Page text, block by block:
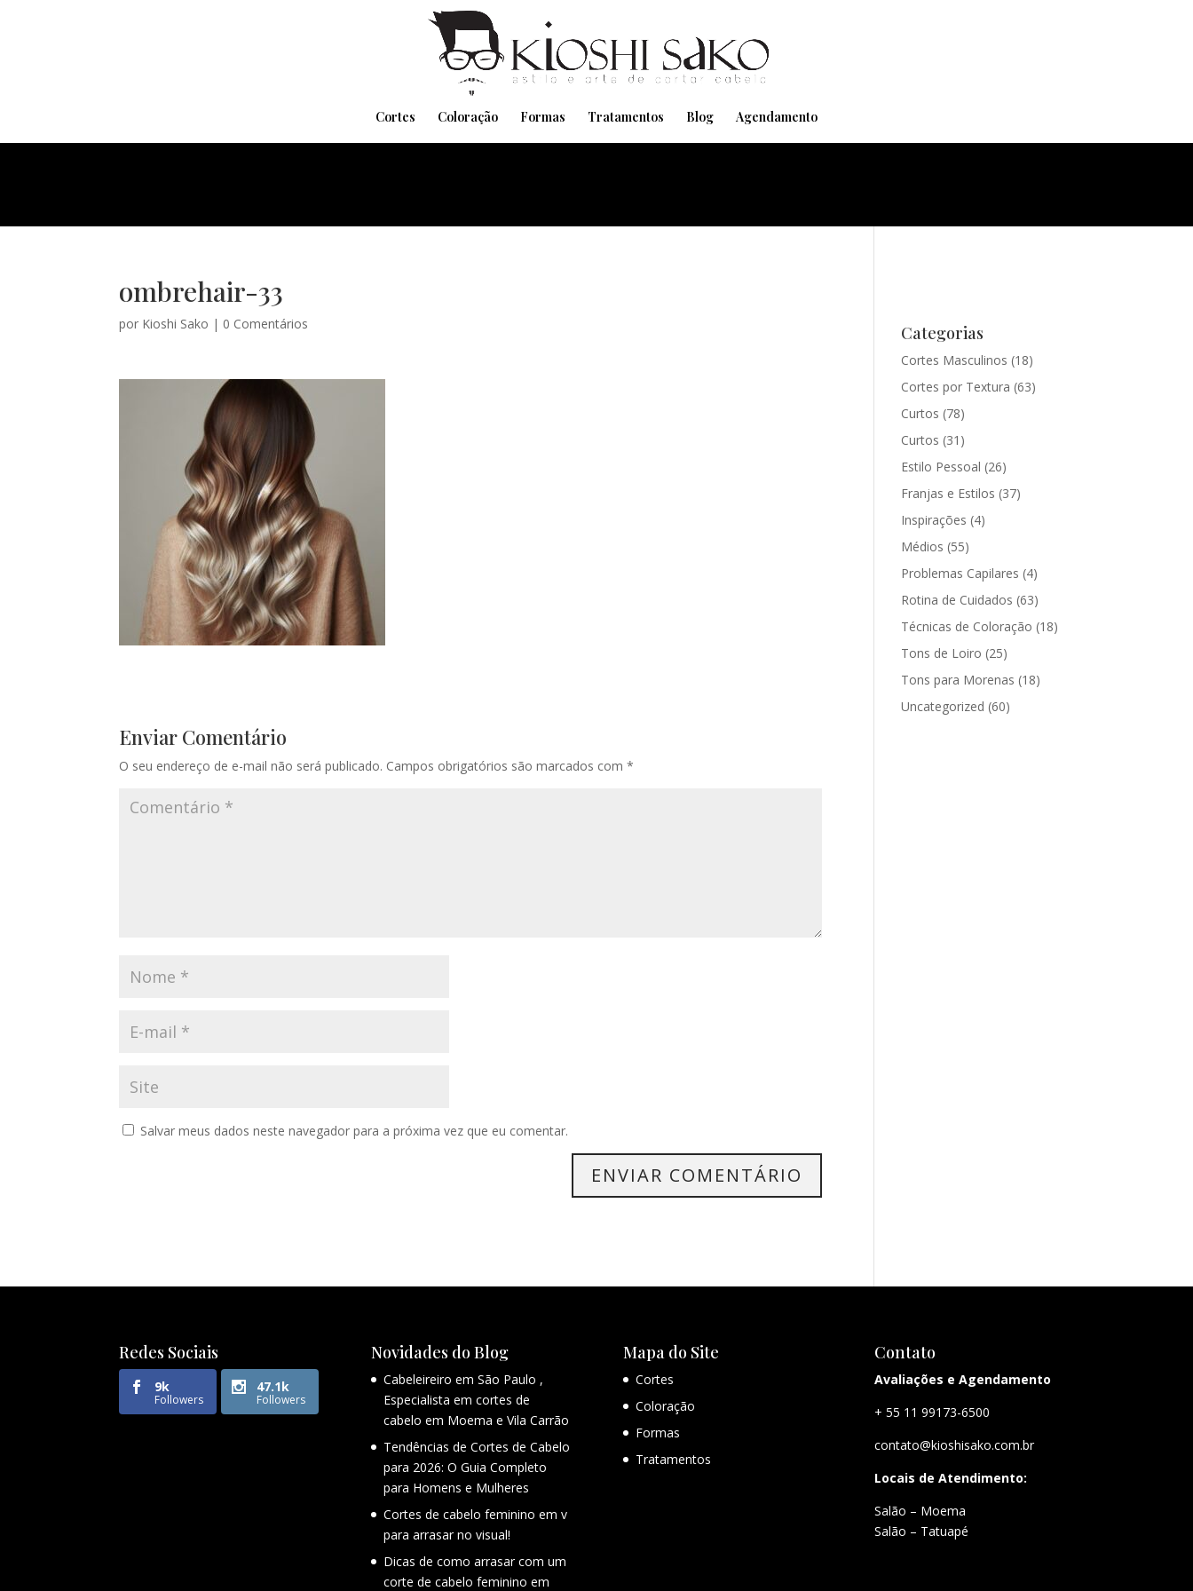
Cortes Coloração Formas Tratamentos Blog Agendamento
ombrehair-33
por Kioshi Sako | 0 Comentários
Enviar Comentário
O seu endereço de e-mail não será publicado. Campos obrigatórios são marcados com*
Salvar meus dados neste navegador para a próxima vez que eu comentar.
Categorias
Cortes Masculinos (18)
Cortes por Textura (63)
Curtos (78)
Curtos (31)
Estilo Pessoal (26)
Franjas e Estilos (37)
Inspirações (4)
Médios (55)
Problemas Capilares (4)
Rotina de Cuidados (63)
Técnicas de Coloração (18)
Tons de Loiro (25)
Tons para Morenas (18)
Uncategorized (60)
Redes Sociais
9k
Followers
47.1k
Followers
Novidades do Blog
Cabeleireiro em São Paulo ,
Especialista em cortes de
cabelo em Moema e Vila Carrão
Tendências de Cortes de Cabelo
para 2026: O Guia Completo
para Homens e Mulheres
Cortes de cabelo feminino em v
para arrasar no visual!
Dicas de como arrasar com um
corte de cabelo feminino em
Mapa do Site
Cortes
Coloração
Formas
Tratamentos
Contato
Avaliações e Agendamento
+ 55 11 99173-6500
contato@kioshisako.com.br
Locais de Atendimento:
Salão – Moema
Salão – Tatuapé
Pensando em transformar seu Visual??
Agende pelo Whatsapp